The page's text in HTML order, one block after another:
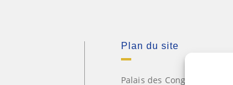
Plan du site
Palais des Congrès Neptune